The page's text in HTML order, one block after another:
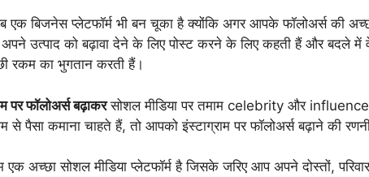
एक बिजनेस प्लेटफॉर्म भी बन चूका है क्योंकि अगर आपके फॉलोअर्स की
उत्पाद को बढ़ावा देने के लिए पोस्ट करने के लिए कहती हैं और बदले
रकम का भुगतान करती हैं।
पर फॉलोअर्स बढ़ाकरसोशल मीडिया पर तमाम celebrity और
से पैसा कमाना चाहते हैं, तो आपको इंस्टाग्राम पर फॉलोअर्स बढ़ाने की
एक अच्छा सोशल मीडिया प्लेटफॉर्म है जिसके जरिए आप अपने दोस्तों,